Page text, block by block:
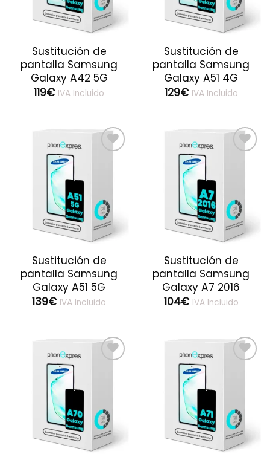
Sustitución de
pantalla Samsung
Galaxy A42 5G
119€ IVA Incluido
Sustitución de
pantalla Samsung
Galaxy A51 4G
129€ IVA Incluido
Sustitución de
pantalla Samsung
Galaxy A51 5G
139€ IVA Incluido
Sustitución de
pantalla Samsung
Galaxy A7 2016
104€ IVA Incluido